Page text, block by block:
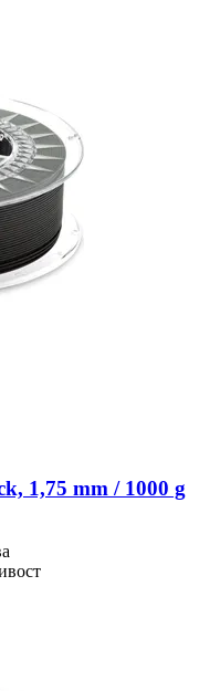
1,75 mm / 1000 g